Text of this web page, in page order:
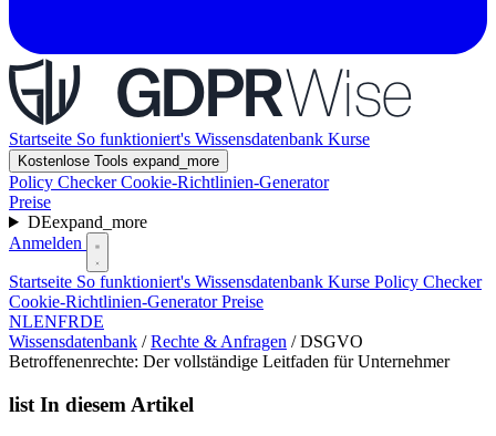
Startseite So funktioniert's Wissensdatenbank Kurse
Kostenlose Tools expand_more
Policy CheckerCookie-Richtlinien-Generator
Preise
DEexpand_more
Anmelden
Startseite So funktioniert's Wissensdatenbank Kurse Policy Checker
Cookie-Richtlinien-GeneratorPreise
NLENFRDE
Wissensdatenbank / Rechte & Anfragen / DSGVO
Betroffenenrechte: Der vollständige Leitfaden für Unternehmer
list In diesem Artikel